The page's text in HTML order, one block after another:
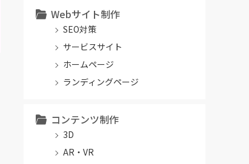
Webサイト制作
SEO対策
サービスサイト
ホームページ
ランディングページ
コンテンツ制作
3D
AR・VR